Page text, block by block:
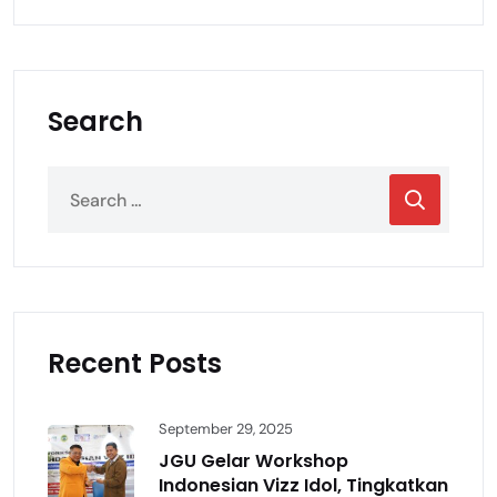
Search
Recent Posts
September 29, 2025
JGU Gelar Workshop
Indonesian Vizz Idol, Tingkatkan